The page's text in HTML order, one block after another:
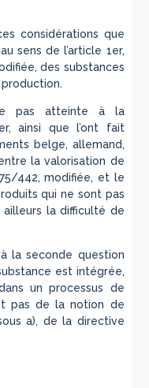
considérations que
sens de l’article 1er,
des substances
pas atteinte à la
ainsi que l’ont fait
belge, allemand,
la valorisation de
442, modifiée, et le
qui ne sont pas
la difficulté de
la seconde question
est intégrée,
un processus de
pas de la notion de
a), de la directive